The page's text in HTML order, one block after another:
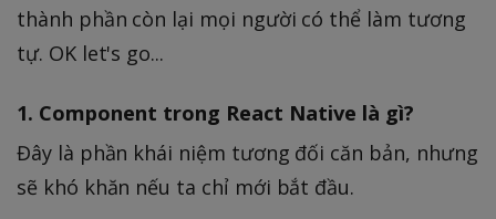
thành phần còn lại mọi người có thể làm tương
tự. OK let's go...
1. Component trong React Native là gì?
Đây là phần khái niệm tương đối căn bản, nhưng
sẽ khó khăn nếu ta chỉ mới bắt đầu.